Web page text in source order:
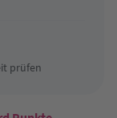
prüfen